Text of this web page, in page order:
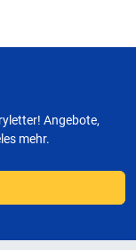
Angebote,
mehr.